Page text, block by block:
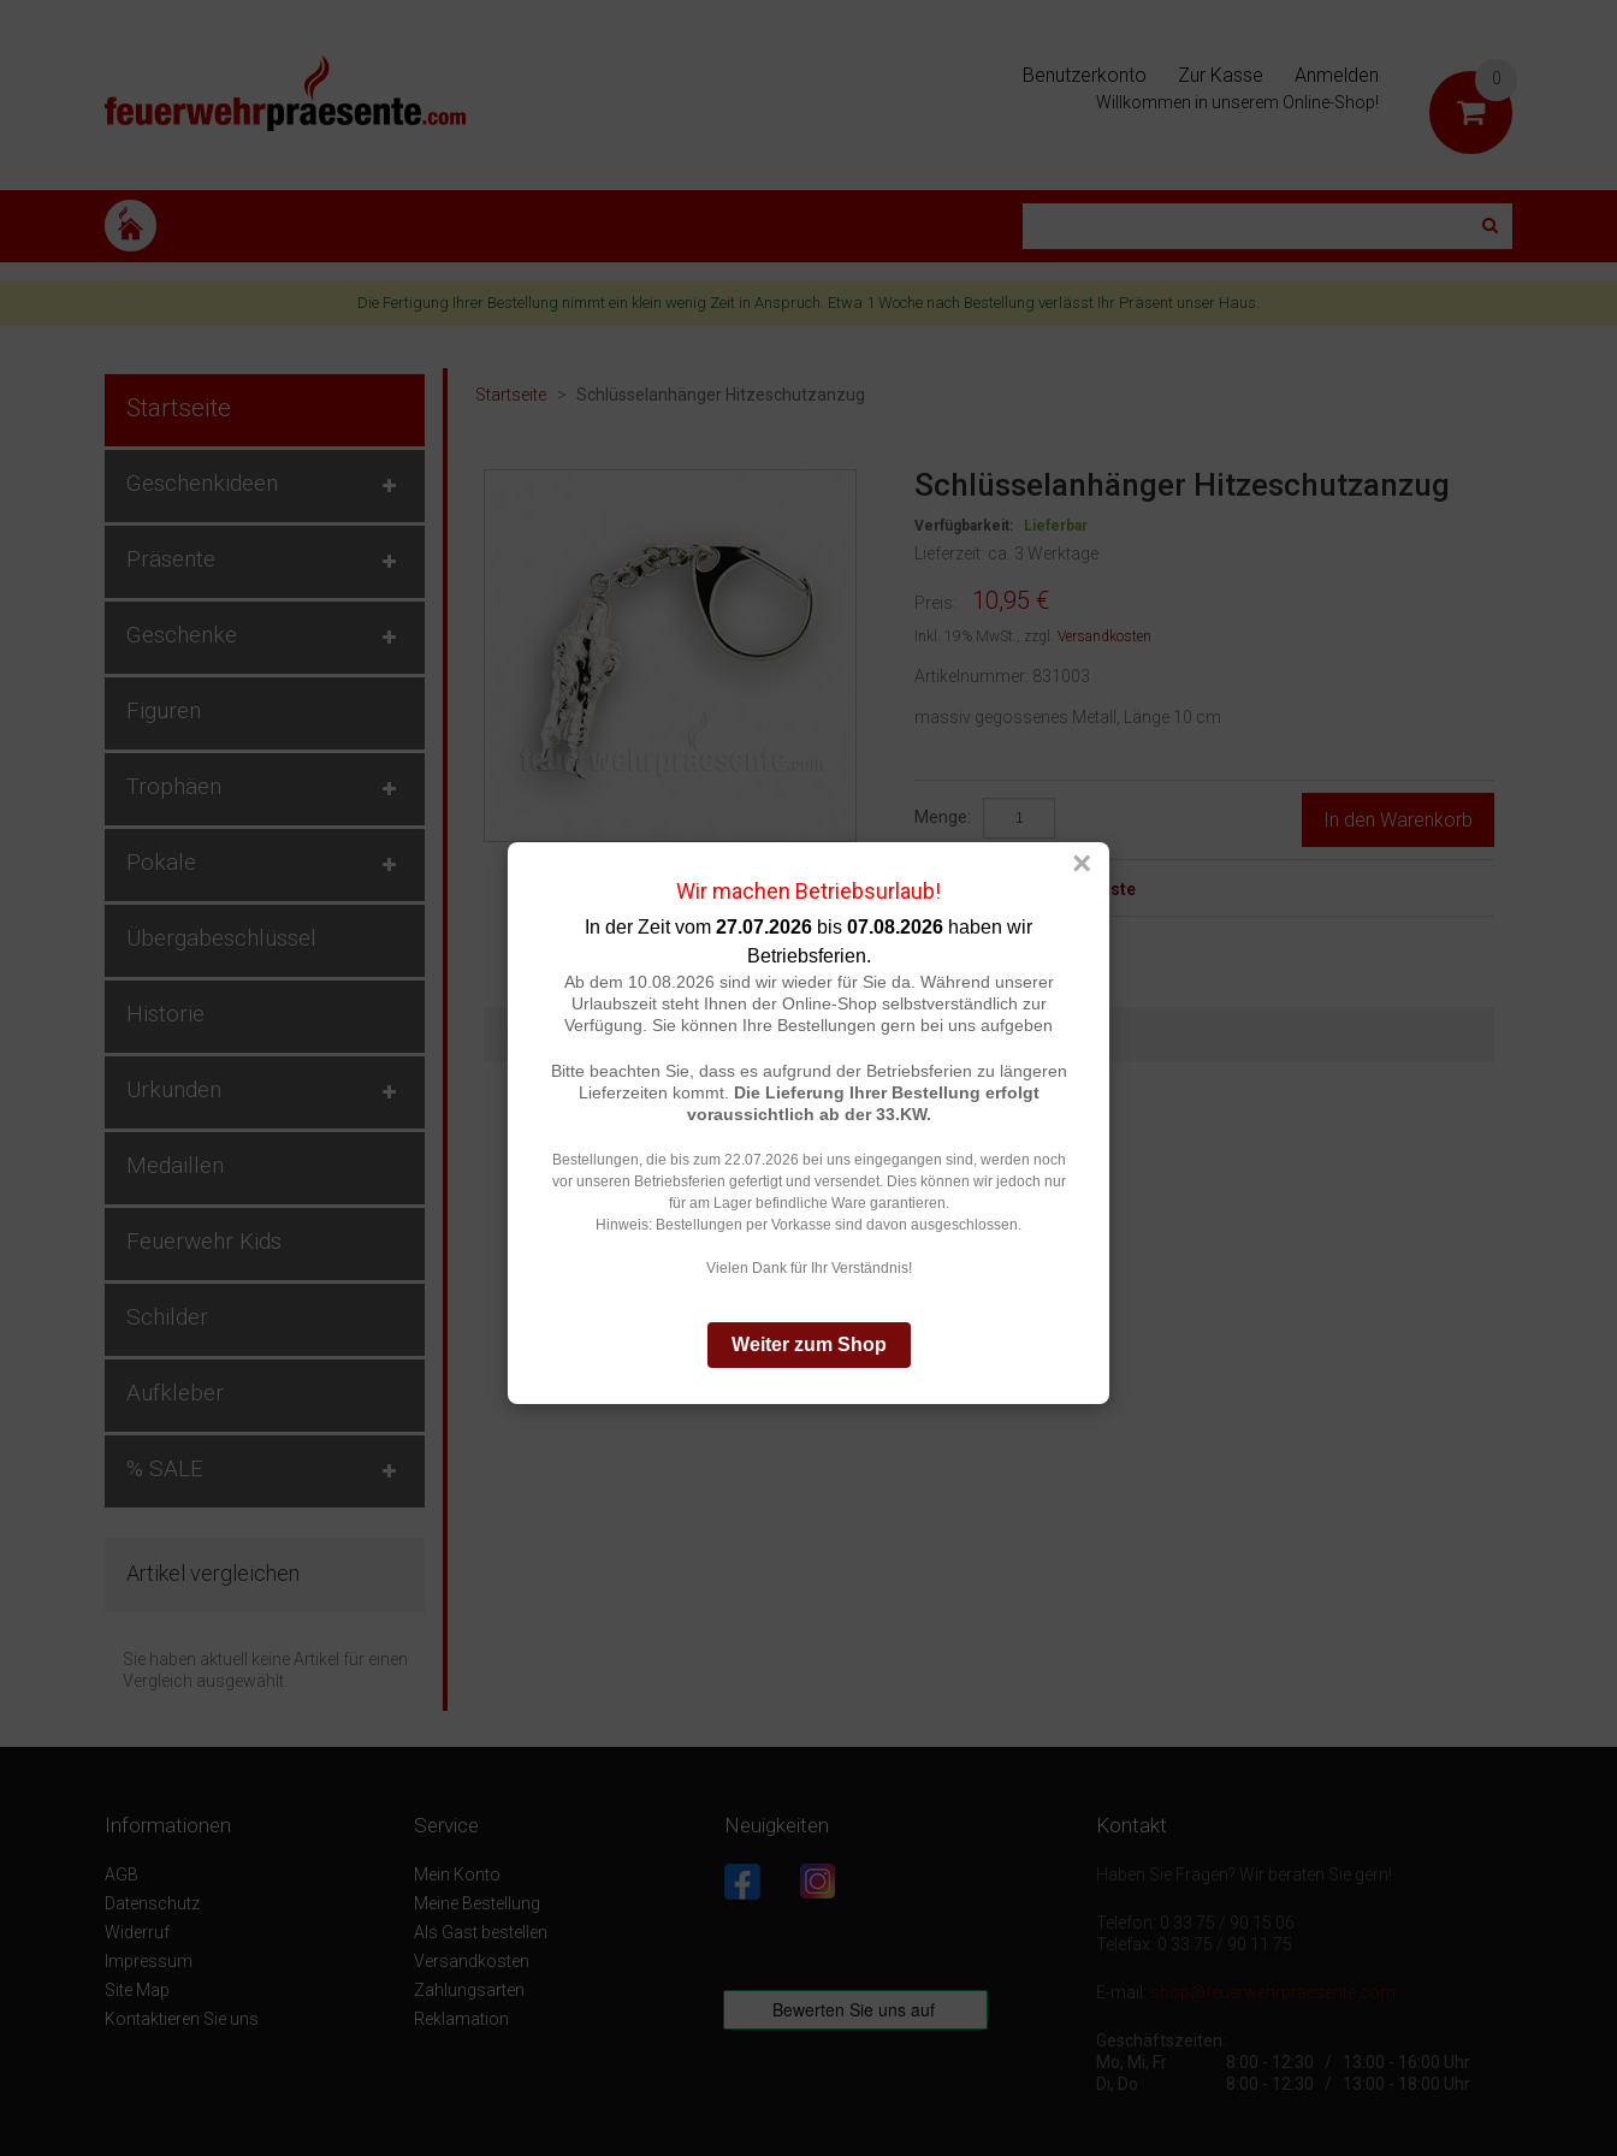
×
Wir machen Betriebsurlaub!
In der Zeit vom 27.07.2026 bis 07.08.2026 haben wir
Betriebsferien.
Ab dem 10.08.2026 sind wir wieder für Sie da. Während unserer
Urlaubszeit steht Ihnen der Online-Shop selbstverständlich zur
Verfügung. Sie können Ihre Bestellungen gern bei uns aufgeben
Bitte beachten Sie, dass es aufgrund der Betriebsferien zu längeren
Lieferzeiten kommt. Die Lieferung Ihrer Bestellung erfolgt
voraussichtlich ab der 33.KW.
Bestellungen, die bis zum 22.07.2026 bei uns eingegangen sind, werden noch
vor unseren Betriebsferien gefertigt und versendet. Dies können wir jedoch nur
für am Lager befindliche Ware garantieren.
Hinweis: Bestellungen per Vorkasse sind davon ausgeschlossen.
Vielen Dank für Ihr Verständnis!
Weiter zum Shop
0
Willkommen in unserem Online-Shop!
Benutzerkonto Zur Kasse Anmelden
Die Fertigung Ihrer Bestellung nimmt ein klein wenig Zeit in Anspruch. Etwa 1 Woche nach Bestellung verlässt Ihr Präsent unser Haus.
Startseite > Schlüsselanhänger Hitzeschutzanzug
Schlüsselanhänger Hitzeschutzanzug
Verfügbarkeit: Lieferbar
Lieferzeit: ca. 3 Werktage
Preis: 10,95 €
Inkl. 19% MwSt. , zzgl. Versandkosten
Artikelnummer: 831003
massiv gegossenes Metall, Länge 10 cm
Menge: In den Warenkorb
Auf die Vergleichsliste
Details
aus massiv gegossenem Metall
Länge: 10 cm
Startseite
Geschenkideen
Präsente
Geschenke
Figuren
Trophäen
Pokale
Übergabeschlüssel
Historie
Urkunden
Medaillen
Feuerwehr Kids
Schilder
Aufkleber
% SALE
Artikel vergleichen
Sie haben aktuell keine Artikel für einen
Vergleich ausgewählt.
Informationen
AGB
Datenschutz
Widerruf
Impressum
Site Map
Kontaktieren Sie uns
Service
Mein Konto
Meine Bestellung
Als Gast bestellen
Versandkosten
Zahlungsarten
Reklamation
Neuigkeiten Kontakt
Haben Sie Fragen? Wir beraten Sie gern!
Telefon: 0 33 75 / 90 15 06
Telefax: 0 33 75 / 90 11 75
E-mail: shop@feuerwehrpraesente.com
Geschäftszeiten:
Mo, Mi, Fr
8:00 - 12:30 / 13:00 - 16:00 Uhr
Di, Do
8:00 - 12:30 / 13:00 - 18:00 Uhr